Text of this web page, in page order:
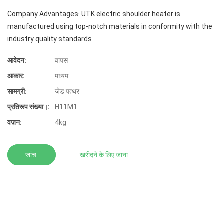
Company Advantages· UTK electric shoulder heater is
manufactured using top-notch materials in conformity with the
industry quality standards
आवेदन:
वापस
आकार:
मध्यम
सामग्री:
जेड पत्थर
प्रतिरूप संख्या।:
H11M1
वज़न:
4kg
जांच खरीदने के लिए जाना